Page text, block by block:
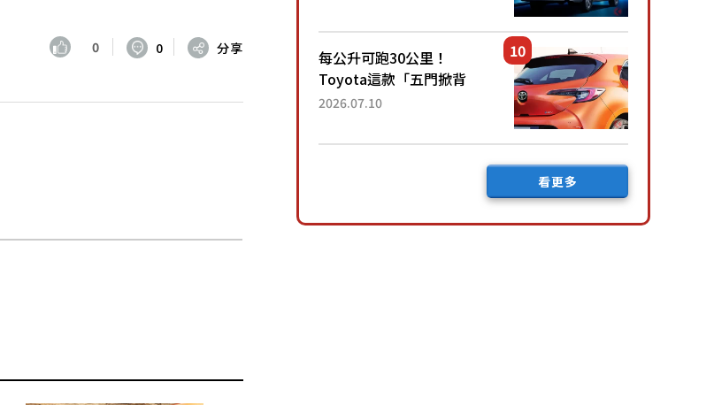
0 0 分享
後竟然還要等「超過半年」
才能交車？...
每公升可跑30公里！
Toyota這款「五門掀背
車」真的很厲害！ 擁有全
尺寸」，配備全面升級！
2026.07.10
看更多